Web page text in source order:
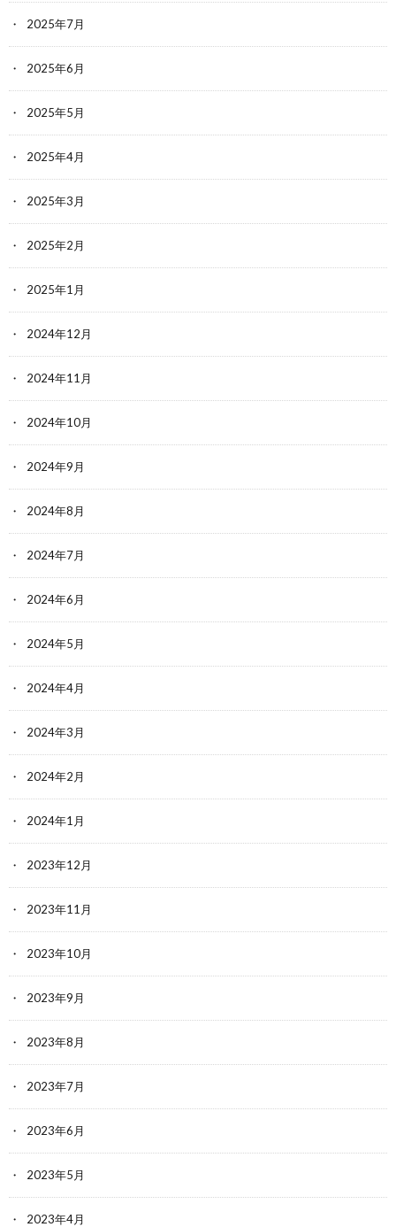
2025年7月
2025年6月
2025年5月
2025年4月
2025年3月
2025年2月
2025年1月
2024年12月
2024年11月
2024年10月
2024年9月
2024年8月
2024年7月
2024年6月
2024年5月
2024年4月
2024年3月
2024年2月
2024年1月
2023年12月
2023年11月
2023年10月
2023年9月
2023年8月
2023年7月
2023年6月
2023年5月
2023年4月